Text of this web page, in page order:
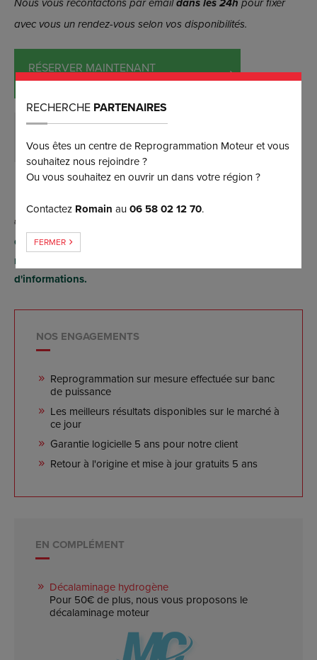
avec vous un rendez-vous selon vos disponibilités.
RÉSERVER MAINTENANT
(et bénéficiez d’une remise de 5%)
Conversion possible FlexFuel E85 par reprogrammation
moteur (sans aucun boîtier), contactez-nous pour plus
d'informations.
NOS ENGAGEMENTS
Reprogrammation sur mesure effectuée sur banc
de puissance
Les meilleurs résultats disponibles sur le marché à
ce jour
Garantie logicielle 5 ans pour notre client
Retour à l'origine et mise à jour gratuits 5 ans
EN COMPLÉMENT
Décalaminage hydrogène
Pour 50€ de plus, nous vous proposons le
décalaminage moteur
RECHERCHE PARTENAIRES
Vous êtes un centre de Reprogrammation Moteur et vous
souhaitez nous rejoindre ?
Ou vous souhaitez en ouvrir un dans votre région ?
Contactez Romain au06 58 02 12 70.
FERMER